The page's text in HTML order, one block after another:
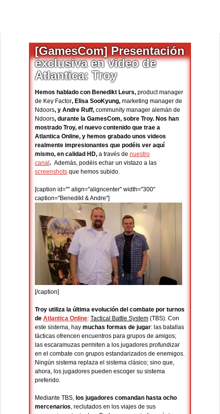
[GamesCom] Presentación
exclusiva en video de
Atlantica: Troy
Hemos hablado con Benedikt Leurs, product manager
de Key Factor, Elisa SooKyung, marketing manager de
Ndoors, y Andre Ruff, community manager alemán de
Ndoors, durante la GamesCom, sobre Troy. Nos han
mostrado Troy, el nuevo contenido que trae a
Atlantica Online, y hemos grabado unos videos
realmente impresionantes que podéis ver aquí
mismo, en calidad HD, a través de nuestro
canal . Además, podéis echar un vistazo a las
screenshots que hemos subido.
[caption id="" align="aligncenter" width="300"
caption="Benedikt & Andre"]
[/caption]
Troy utiliza la última evolución del combate por turnos
de Atlantica Online: Tactical Battle System (TBS). Con
este sistema, hay muchas formas de jugar: las batallas
tácticas ofrencen encuentros para grupos de amigos;
las escaramuzas permiten a los jugadores profundizar
en el combate con grupos estandarizados de enemigos.
Ningún sistema replaza el sistema clásico; sino que,
ahora, los jugadores pueden escoger su sistema
preferido.
Mediante TBS, los jugadores comandan hasta ocho
mercenarios, reclutados en los viajes de sus